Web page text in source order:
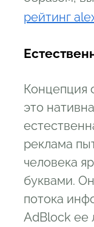
рейтинг
Концепция
это
реклама
человека
буквами.
потока
AdBlock ее